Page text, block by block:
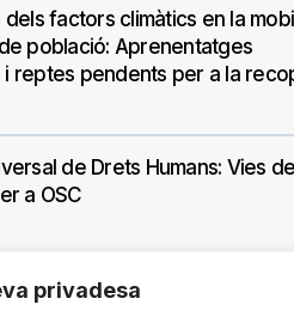
privadesa
dels factors climàtics en la
població: Aprenentatges
reptes pendents per a la
de Drets Humans: Vies de
a OSC